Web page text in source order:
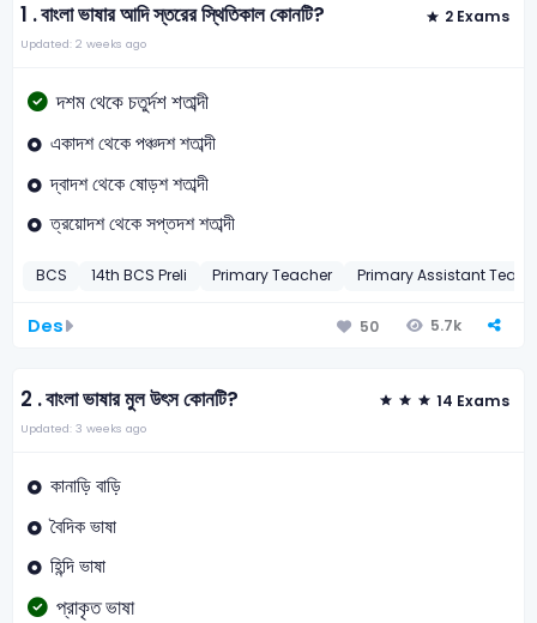
1 .বাংলা ভাষার আদি স্তরের স্থিতিকাল কোনটি? 2 Exams
Updated: 2 weeks ago
দশম থেকে চতুর্দশ শতাব্দী
একাদশ থেকে পঞ্চদশ শতাব্দী
দ্বাদশ থেকে ষোড়শ শতাব্দী
ত্রয়োদশ থেকে সপ্তদশ শতাব্দী
BCS 14th BCS Preli Primary Teacher Primary Assistant
Des 50 5.7k
2 .বাংলা ভাষার মুল উৎস কোনটি? 14 Exams
Updated: 3 weeks ago
কানাড়ি বাড়ি
বৈদিক ভাষা
হিন্দি ভাষা
প্রাকৃত ভাষা